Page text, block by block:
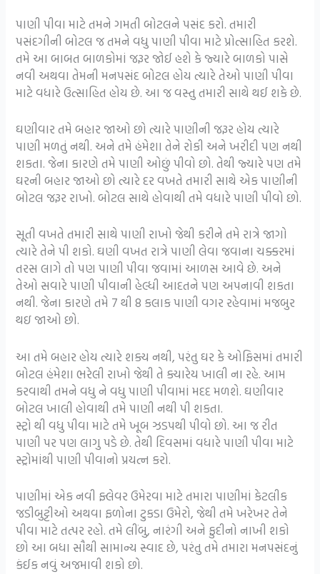
પાણી પીવા માટે તમને ગમતી બોટલને પસંદ કરો. તમારી
પસંદગીની બોટલ જ તમને વધુ પાણી પીવા માટે પ્રોત્સાહિત કરશે.
તમે આ બાબત બાળકોમાં જરૂર જોઈ હશે કે જ્યારે બાળકો પાસે
નવી અથવા તેમની મનપસંદ બોટલ હોય ત્યારે તેઓ પાણી પીવા
માટે વધારે ઉત્સાહિત હોય છે. આ જ વસ્તુ તમારી સાથે થઈ શકે છે.
ઘણીવાર તમે બહાર જાઓ છો ત્યારે પાણીની જરૂર હોય ત્યારે
પાણી મળતું નથી. અને તમે હંમેશા તેને રોકી અને ખરીદી પણ નથી
શકતા. જેના કારણે તમે પાણી ઓછું પીવો છો. તેથી જ્યારે પણ તમે
ઘરની બહાર જાઓ છો ત્યારે દર વખતે તમારી સાથે એક પાણીની
બોટલ જરૂર રાખો. બોટલ સાથે હોવાથી તમે વધારે પાણી પીવો છો.
સૂતી વખતે તમારી સાથે પાણી રાખો જેથી કરીને તમે રાત્રે જાગો
ત્યારે તેને પી શકો. ઘણી વખત રાત્રે પાણી લેવા જવાના ચક્કરમાં
તરસ લાગે તો પણ પાણી પીવા જવામાં આળસ આવે છે. અને
તેઓ સવારે પાણી પીવાની હેલ્ધી આદતને પણ અપનાવી શકતા
નથી. જેના કારણે તમે 7 થી 8 કલાક પાણી વગર રહેવામાં મજબુર
થઇ જાઓ છો.
આ તમે બહાર હોય ત્યારે શક્ય નથી, પરંતુ ઘર કે ઓફિસમાં તમારી
બોટલ હંમેશા ભરેલી રાખો જેથી તે ક્યારેય ખાલી ના રહે. આમ
કરવાથી તમને વધુ ને વધુ પાણી પીવામાં મદદ મળશે. ઘણીવાર
બોટલ ખાલી હોવાથી તમે પાણી નથી પી શકતા.
સ્ટ્રો થી વધુ પીવા માટે તમે ખૂબ ઝડપથી પીવો છો. આ જ રીત
પાણી પર પણ લાગુ પડે છે. તેથી દિવસમાં વધારે પાણી પીવા માટે
સ્ટ્રોમાંથી પાણી પીવાનો પ્રયત્ન કરો.
પાણીમાં એક નવી ફ્લેવર ઉમેરવા માટે તમારા પાણીમાં કેટલીક
જડીબુટ્ટીઓ અથવા ફળોના ટુકડા ઉમેરો, જેથી તમે ખરેખર તેને
પીવા માટે તત્પર રહો. તમે લીંબુ, નારંગી અને ફુદીનો નાખી શકો
છો આ બધા સૌથી સામાન્ય સ્વાદ છે, પરંતુ તમે તમારા મનપસંદનું
કંઈક નવું અજમાવી શકો છો.